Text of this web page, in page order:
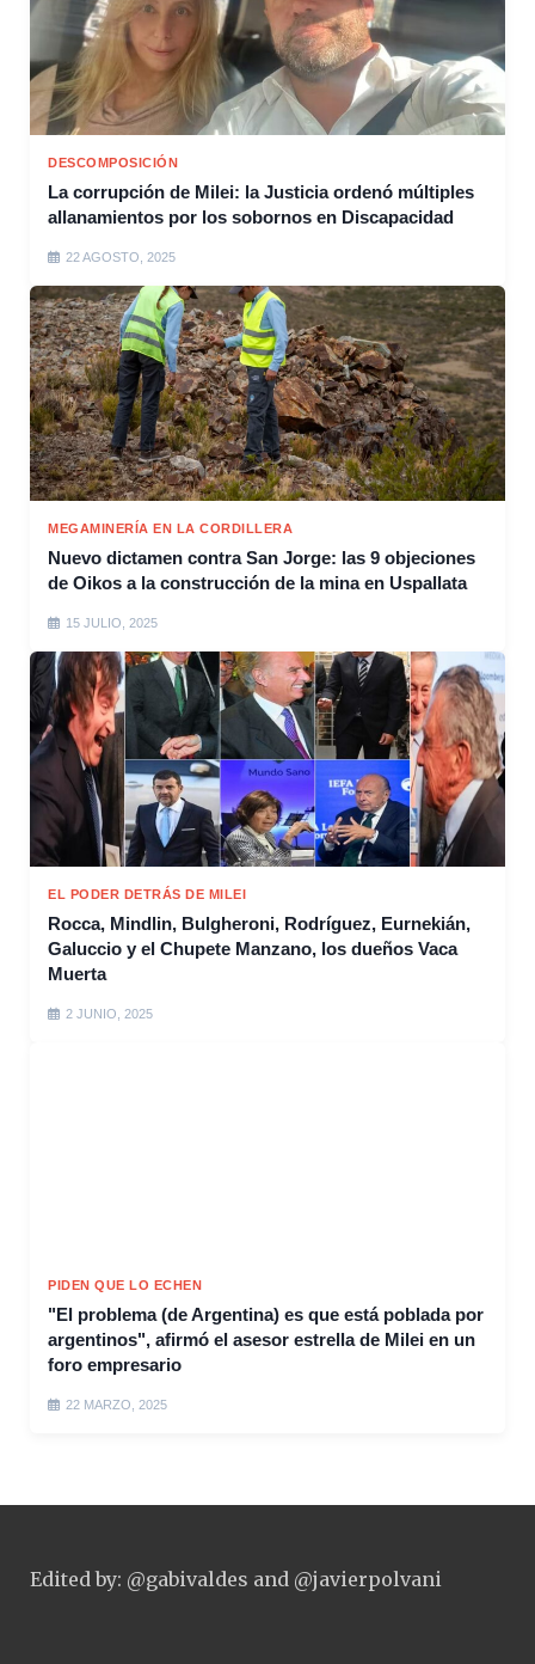
DESCOMPOSICIÓN
La corrupción de Milei: la Justicia ordenó múltiples
allanamientos por los sobornos en Discapacidad
22 AGOSTO, 2025
MEGAMINERÍA EN LA CORDILLERA
Nuevo dictamen contra San Jorge: las 9 objeciones
de Oikos a la construcción de la mina en Uspallata
15 JULIO, 2025
EL PODER DETRÁS DE MILEI
Rocca, Mindlin, Bulgheroni, Rodríguez, Eurnekián,
Galuccio y el Chupete Manzano, los dueños Vaca
Muerta
2 JUNIO, 2025
PIDEN QUE LO ECHEN
"El problema (de Argentina) es que está poblada por
argentinos", afirmó el asesor estrella de Milei en un
foro empresario
22 MARZO, 2025
Edited by: @gabivaldes and @javierpolvani